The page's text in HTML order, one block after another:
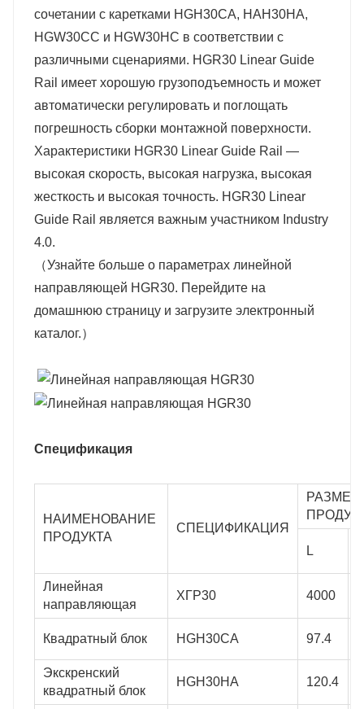
сочетании с каретками HGH30CA, HAH30HA,
HGW30CC и HGW30HC в соответствии с
различными сценариями. HGR30 Linear Guide
Rail имеет хорошую грузоподъемность и может
автоматически регулировать и поглощать
погрешность сборки монтажной поверхности.
Характеристики HGR30 Linear Guide Rail —
высокая скорость, высокая нагрузка, высокая
жесткость и высокая точность. HGR30 Linear
Guide Rail является важным участником Industry
4.0.
（Узнайте больше о параметрах линейной
направляющей HGR30. Перейдите на
домашнюю страницу и загрузите электронный
каталог.）
Спецификация
НАИМЕНОВАНИЕ
ПРОДУКТА
СПЕЦИФИКАЦИЯ
РАЗМЕР
L
Линейная
направляющая
ХГР30 4000
Квадратный блок HGH30CA 97.4
Экскренский
квадратный блок
HGH30HA 120.4
СТАНДАРТЫ ТОЧНОСТИ КЛАССЫ